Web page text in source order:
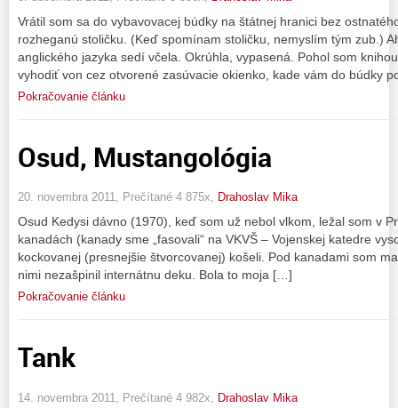
Vrátil som sa do vybavovacej búdky na štátnej hranici bez
rozheganú stoličku. (Keď spomínam stoličku, nemyslím tým zub.)
anglického jazyka sedí včela. Okrúhla, vypasená. Pohol som
vyhodiť von cez otvorené zasúvacie okienko, kade vám do búdky
Pokračovanie článku
Osud, Mustangológia
20. novembra 2011, Prečítané 4 875x, Drahoslav Mika
Osud Kedysi dávno (1970), keď som už nebol vlkom, ležal som v
kanadách (kanady sme „fasovali“ na VKVŠ – Vojenskej katedre
kockovanej (presnejšie štvorcovanej) košeli. Pod kanadami som
nimi nezašpinil internátnu deku. Bola to moja […]
Pokračovanie článku
Tank
14. novembra 2011, Prečítané 4 982x, Drahoslav Mika